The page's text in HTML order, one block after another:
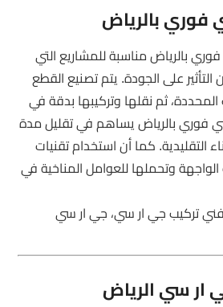
بالرياض
بالرياض مناسبة للمشاريع التي
التأثير على الجودة. يتم تصنيع القطع
ثم نقلها وتركيبها بدقة في
فوري بالرياض يساهم في تقليل مدة
التقليدية. كما أن استخدام تقنيات
وتحملها للعوامل المناخية في
تركيب جي ار سي، جي ار سي
سي الرياض